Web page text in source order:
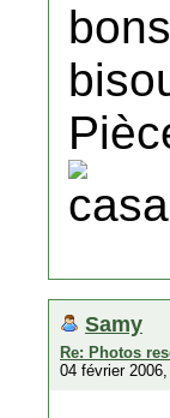
Samy
Re: Photos
04 février